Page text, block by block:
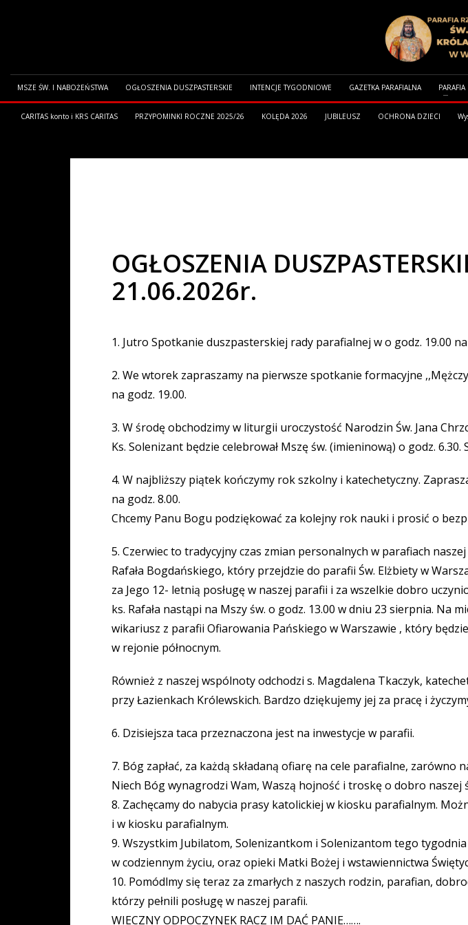
MSZE ŚW. I NABOŻEŃSTWA OGŁOSZENIA DUSZPASTERSKIE INTENCJE TYGODNIOWE GAZETKA PARAFIALNA PARAFIA
CARITAS konto i KRS CARITAS PRZYPOMINKI ROCZNE 2025/26 KOLĘDA 2026 JUBILEUSZ OCHRONA DZIECI
OGŁOSZENIA
21.06.2026r.
1. Jutro Spotkanie duszpasterskiej rady parafialnej w o godz. 19.00
2. We wtorek zapraszamy na pierwsze spotkanie formacyjne
na godz. 19.00.
3. W środę obchodzimy w liturgii uroczystość Narodzin Św. Jana
Ks. Solenizant będzie celebrował Mszę św. (imieninową) o godz. 6.30.
4. W najbliższy piątek kończymy rok szkolny i katechetyczny.
na godz. 8.00.
Chcemy Panu Bogu podziękować za kolejny rok nauki i prosić o
5. Czerwiec to tradycyjny czas zmian personalnych w parafiach
Rafała Bogdańskiego, który przejdzie do parafii Św. Elżbiety w
za Jego 12- letnią posługę w naszej parafii i za wszelkie dobro
ks. Rafała nastąpi na Mszy św. o godz. 13.00 w dniu 23 sierpnia. Na
wikariusz z parafii Ofiarowania Pańskiego w Warszawie , który
w rejonie północnym.
Również z naszej wspólnoty odchodzi s. Magdalena Tkaczyk,
przy Łazienkach Królewskich. Bardzo dziękujemy jej za pracę i
6. Dzisiejsza taca przeznaczona jest na inwestycje w parafii.
7. Bóg zapłać, za każdą składaną ofiarę na cele parafialne,
Niech Bóg wynagrodzi Wam, Waszą hojność i troskę o dobro naszej
8. Zachęcamy do nabycia prasy katolickiej w kiosku parafialnym.
i w kiosku parafialnym.
9. Wszystkim Jubilatom, Solenizantkom i Solenizantom tego
w codziennym życiu, oraz opieki Matki Bożej i wstawiennictwa
10. Pomódlmy się teraz za zmarłych z naszych rodzin, parafian,
którzy pełnili posługę w naszej parafii.
WIECZNY ODPOCZYNEK RACZ IM DAĆ PANIE…….